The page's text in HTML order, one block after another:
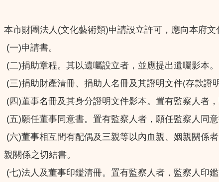
本市財團法人(文化藝術類)申請設立許可，應向本府文
(一)申請書。
(二)捐助章程。其以遺囑設立者，並應提出遺囑影本。
(三)捐助財產清冊、捐助人名冊及其證明文件(存款證明
(四)董事名冊及其身分證明文件影本。置有監察人者
(五)願任董事同意書。置有監察人者，願任監察人同意
(六)董事相互間有配偶及三親等以內血親、姻親關係
親關係之切結書。
(七)法人及董事印鑑清冊。置有監察人者，監察人印鑑